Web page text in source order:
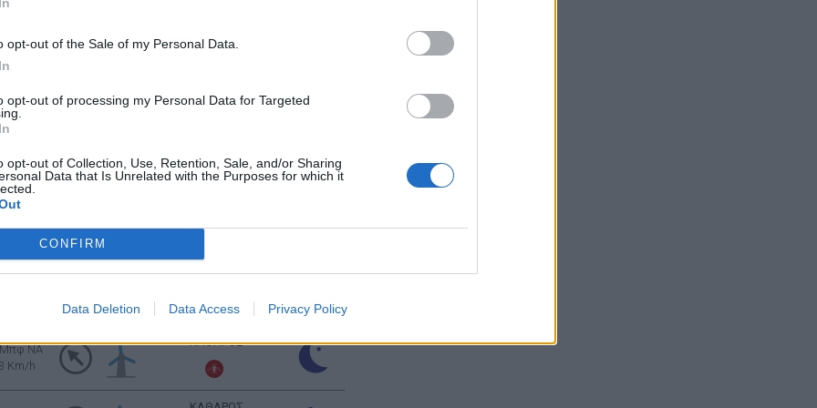
opt-out of the Sale of my Personal Data.
opt-out of processing my Personal Data for Targeted
opt-out of Collection, Use, Retention, Sale, and/or Sharing
Data that Is Unrelated with the Purposes for which it
CONFIRM
Data Deletion Data Access Privacy Policy
Μπφ Α
9 Km/h
ΚΑΘΑΡΟΣ
Μπφ Α
16 Km/h
Μπφ Α
Km/h
ΚΑΘΑΡΟΣ
Km/h
ΑΡΚΕΤΑ ΣΥΝΝΕΦΑ
Ανατολή: 06:43 - Δύση 20:37
NA
Km/h
ΚΑΘΑΡΟΣ